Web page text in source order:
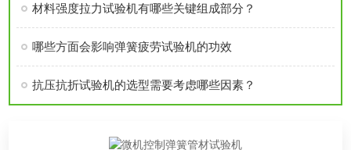
材料强度拉力试验机有哪些关键组成部分？
哪些方面会影响弹簧疲劳试验机的功效
抗压抗折试验机的选型需要考虑哪些因素？